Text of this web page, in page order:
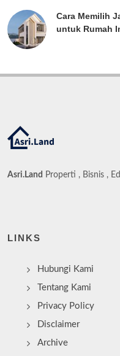
Cara Memilih
untuk Rumah
Asri.Land Properti , Bisnis ,
LINKS
Hubungi Kami
Tentang Kami
Privacy Policy
Disclaimer
Archive